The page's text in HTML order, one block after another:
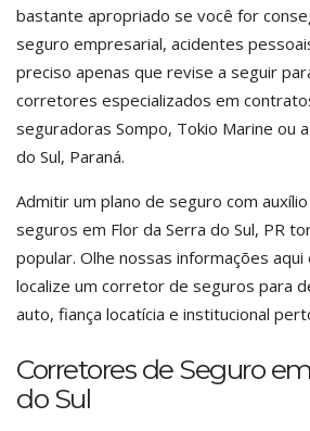
bastante apropriado se você for
seguro empresarial, acidentes
preciso apenas que revise a seguir
corretores especializados em
seguradoras Sompo, Tokio Marine ou
do Sul, Paraná.
Admitir um plano de seguro com
seguros em Flor da Serra do Sul, PR
popular. Olhe nossas informações
localize um corretor de seguros para
auto, fiança locatícia e institucional
Corretores de Seguro
do Sul